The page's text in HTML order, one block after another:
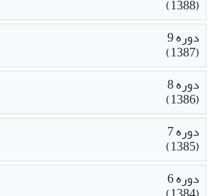
(1388)
دوره 9
(1387)
دوره 8
(1386)
دوره 7
(1385)
دوره 6